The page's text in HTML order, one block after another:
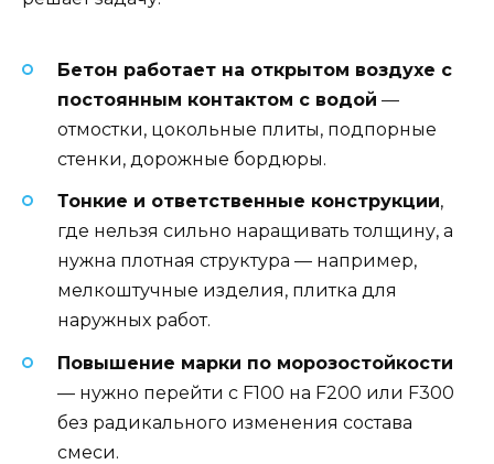
Бетон работает на открытом воздухе с
постоянным контактом с водой —
отмостки, цокольные плиты, подпорные
стенки, дорожные бордюры.
Тонкие и ответственные конструкции,
где нельзя сильно наращивать толщину, а
нужна плотная структура — например,
мелкоштучные изделия, плитка для
наружных работ.
Повышение марки по морозостойкости
— нужно перейти с F100 на F200 или F300
без радикального изменения состава
смеси.